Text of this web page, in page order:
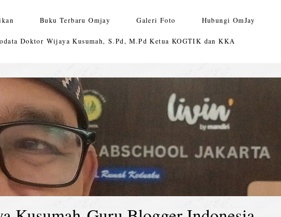
Buku Terbaru Omjay Galeri Foto Hubungi OmJay
Doktor Wijaya Kusumah, S.Pd, M.Pd Ketua KOGTIK dan KKA